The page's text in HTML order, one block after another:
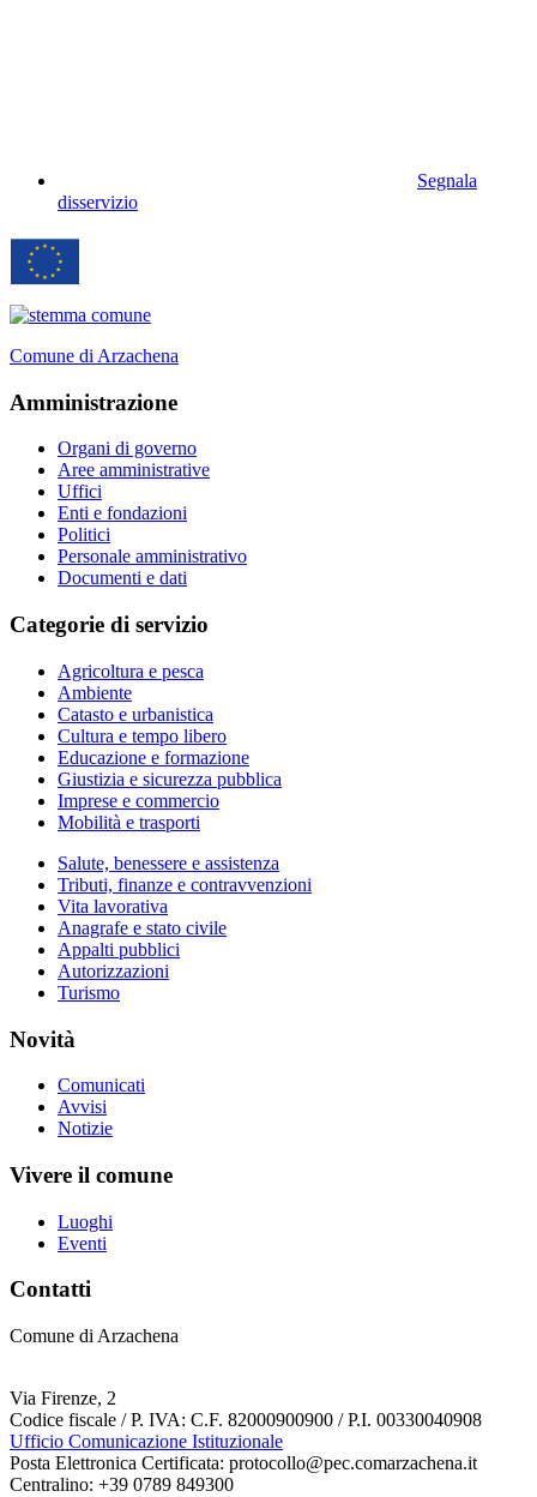
Segnala
disservizio
Comune di Arzachena
Amministrazione
Organi di governo
Aree amministrative
Uffici
Enti e fondazioni
Politici
Personale amministrativo
Documenti e dati
Categorie di servizio
Agricoltura e pesca
Ambiente
Catasto e urbanistica
Cultura e tempo libero
Educazione e formazione
Giustizia e sicurezza pubblica
Imprese e commercio
Mobilità e trasporti
Salute, benessere e assistenza
Tributi, finanze e contravvenzioni
Vita lavorativa
Anagrafe e stato civile
Appalti pubblici
Autorizzazioni
Turismo
Novità
Comunicati
Avvisi
Notizie
Vivere il comune
Luoghi
Eventi
Contatti
Comune di Arzachena
Via Firenze, 2
Codice fiscale / P. IVA: C.F. 82000900900 / P.I. 00330040908
Ufficio Comunicazione Istituzionale
Posta Elettronica Certificata: protocollo@pec.comarzachena.it
Centralino: +39 0789 849300